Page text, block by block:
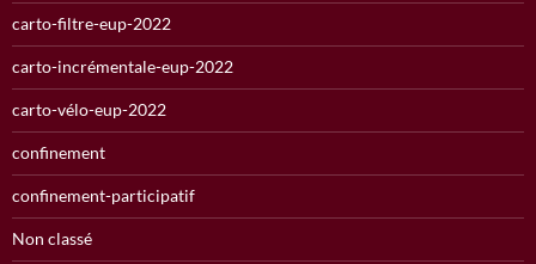
carto-filtre-eup-2022
carto-incrémentale-eup-2022
carto-vélo-eup-2022
confinement
confinement-participatif
Non classé